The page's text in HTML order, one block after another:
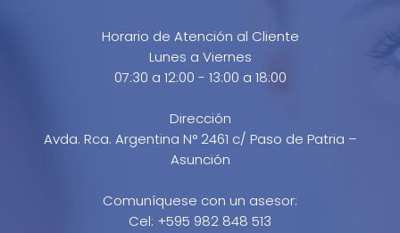
Horario de Atención al Cliente
Lunes a Viernes
07:30 a 12:00 - 13:00 a 18:00
Dirección
Avda. Rca. Argentina N° 2461 c/ Paso de Patria –
Asunción
Comuníquese con un asesor:
Cel: +595 982 848 513